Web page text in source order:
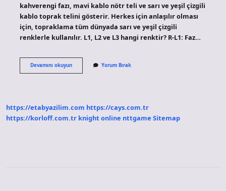
kahverengi fazı, mavi kablo nötr teli ve sarı ve yeşil çizgili
kablo toprak telini gösterir. Herkes için anlaşılır olması
için, topraklama tüm dünyada sarı ve yeşil çizgili
renklerle kullanılır. L1, L2 ve L3 hangi renktir? R-L1: Faz…
Devamını okuyun3
Lü
Yorum Bırak
https://etabyazilim.com https://cays.com.tr
https://korloff.com.tr knight online nttgame Sitemap